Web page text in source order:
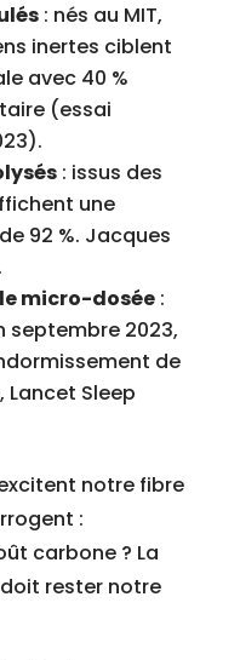
: nés au MIT,
inertes ciblent
avec 40 %
(essai
: issus des
une
92 %. Jacques
micro-dosée:
septembre 2023,
de
Sleep
notre fibre
:
carbone ? La
rester notre